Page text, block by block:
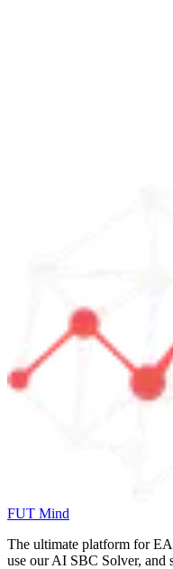
FUT Mind
The ultimate platform for
use our AI SBC Solver, and